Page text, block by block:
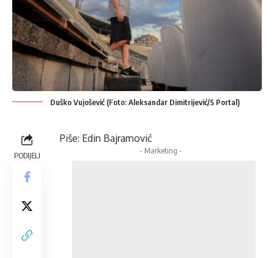
Duško Vujošević (Foto: Aleksandar Dimitrijević/S Portal)
PODIJELI
Piše: Edin Bajramović
- Marketing -